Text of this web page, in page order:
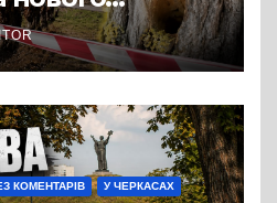
VARUS на
всохли
навряд чи
КОМЕНТАРІВ У ЧЕРКАСАХ